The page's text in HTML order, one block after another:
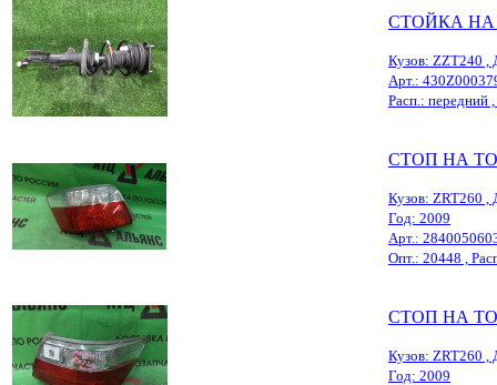
СТОЙКА НА
Кузов: ZZT240 ,
Арт.:
Расп.: передний
СТОП НА
Кузов: ZRT260 ,
Год: 2009
Арт.:
Опт.: 20448 ,
СТОП НА
Кузов: ZRT260 ,
Год: 2009